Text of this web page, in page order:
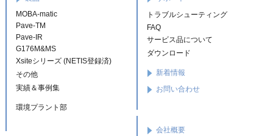
MOBA-matic
Pave-TM
Pave-IR
G176M&MS
Xsiteシリーズ (NETIS登録済)
その他
実績＆事例集
環境プラント部
トラブルシューティング
FAQ
サービス品について
ダウンロード
新着情報
お問い合わせ
会社概要